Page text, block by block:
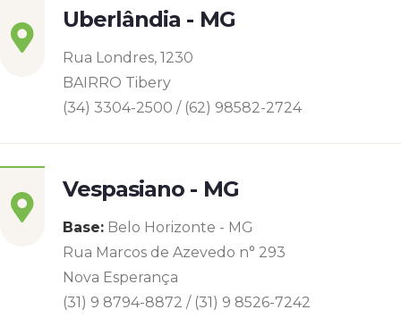
Uberlândia - MG
Rua Londres, 1230
BAIRRO Tibery
(34) 3304-2500 / (62) 98582-2724
Vespasiano - MG
Base: Belo Horizonte - MG
Rua Marcos de Azevedo n° 293
Nova Esperança
(31) 9 8794-8872 / (31) 9 8526-7242